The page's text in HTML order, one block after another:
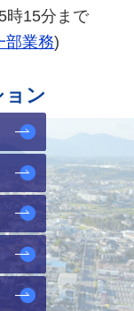
時15分まで
部業務)
ン